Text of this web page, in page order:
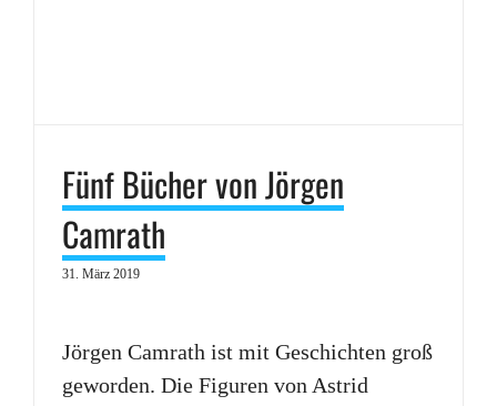
Fünf Bücher von Jörgen
Camrath
31. März 2019
Jörgen Camrath ist mit Geschichten groß
geworden. Die Figuren von Astrid